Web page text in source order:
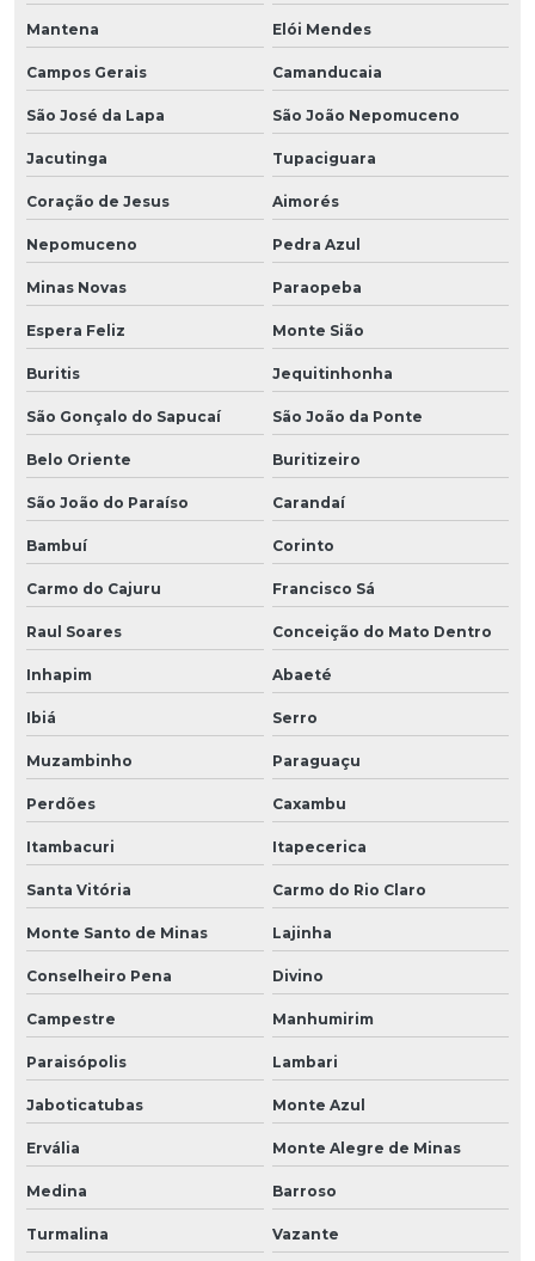
Mantena Elói Mendes
Campos Gerais Camanducaia
São José da Lapa São João Nepomuceno
Jacutinga Tupaciguara
Coração de Jesus Aimorés
Nepomuceno Pedra Azul
Minas Novas Paraopeba
Espera Feliz Monte Sião
Buritis Jequitinhonha
São Gonçalo do Sapucaí São João da Ponte
Belo Oriente Buritizeiro
São João do Paraíso Carandaí
Bambuí Corinto
Carmo do Cajuru Francisco Sá
Raul Soares Conceição do Mato Dentro
Inhapim Abaeté
Ibiá Serro
Muzambinho Paraguaçu
Perdões Caxambu
Itambacuri Itapecerica
Santa Vitória Carmo do Rio Claro
Monte Santo de Minas Lajinha
Conselheiro Pena Divino
Campestre Manhumirim
Paraisópolis Lambari
Jaboticatubas Monte Azul
Ervália Monte Alegre de Minas
Medina Barroso
Turmalina Vazante